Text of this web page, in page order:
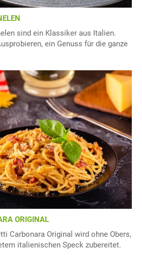
sind ein Klassiker aus Italien.
ein Genuss für die ganze
ORIGINAL
Carbonara Original wird ohne Obers,
italienischen Speck zubereitet.